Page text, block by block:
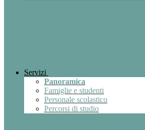
Servizi
Panoramica
Famiglie e studenti
Personale scolastico
Percorsi di studio